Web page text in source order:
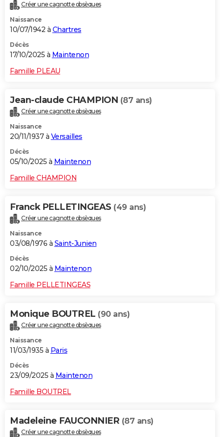
Créer une cagnotte obsèques
Naissance
10/07/1942 à Chartres
Décès
17/10/2025 à Maintenon
Famille PLEAU
Jean-claude CHAMPION (87 ans)
Créer une cagnotte obsèques
Naissance
20/11/1937 à Versailles
Décès
05/10/2025 à Maintenon
Famille CHAMPION
Franck PELLETINGEAS (49 ans)
Créer une cagnotte obsèques
Naissance
03/08/1976 à Saint-Junien
Décès
02/10/2025 à Maintenon
Famille PELLETINGEAS
Monique BOUTREL (90 ans)
Créer une cagnotte obsèques
Naissance
11/03/1935 à Paris
Décès
23/09/2025 à Maintenon
Famille BOUTREL
Madeleine FAUCONNIER (87 ans)
Créer une cagnotte obsèques